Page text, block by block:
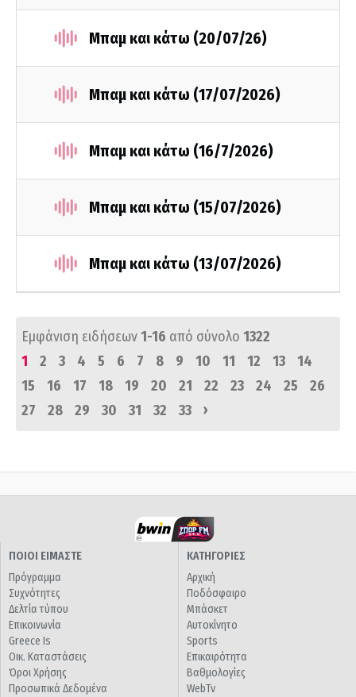
Μπαμ και κάτω (20/07/26)
Μπαμ και κάτω (17/07/2026)
Μπαμ και κάτω (16/7/2026)
Μπαμ και κάτω (15/07/2026)
Μπαμ και κάτω (13/07/2026)
Εμφάνιση ειδήσεων1-16 από σύνολο 1322
1
2 3 4 5 6 7 8 9 10 11 12 13
14
15
16 17 18 19 20 21 22 23 24 25
26
27
28 29 30 31 32 33 ›
ΠΟΙΟΙ ΕΙΜΑΣΤΕ
Πρόγραμμα
Συχνότητες
Δελτία τύπου
Επικοινωνία
Greece Is
Οικ. Καταστάσεις
Όροι Χρήσης
Προσωπικά Δεδομένα
ΚΑΤΗΓΟΡΙΕΣ
Αρχική
Ποδόσφαιρο
Μπάσκετ
Αυτοκίνητο
Sports
Επικαιρότητα
Βαθμολογίες
WebTv